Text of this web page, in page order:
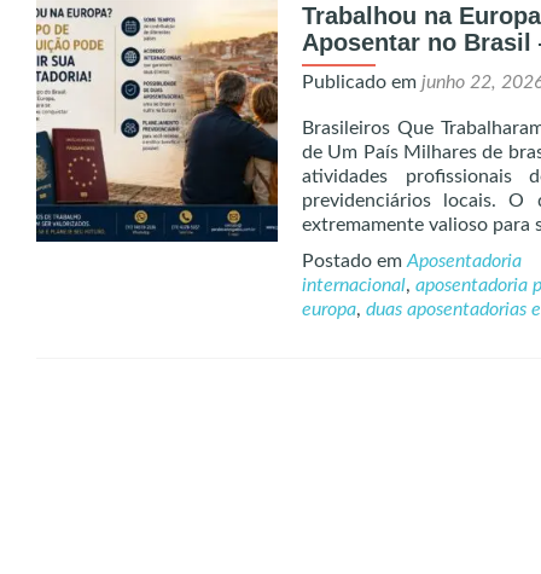
ONDE
ENVIO DE
Trabalhou na
Aposentar no
Publicado em junho 22,
Brasileiros Que
de Um País Milhares de
atividades
previdenciários locais.
extremamente valioso para
Postado em Aposentadoria
internacional, aposentadoria
europa, duas aposentadorias